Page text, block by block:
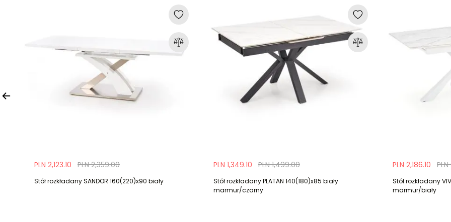
PLN 2,359.00
PLN 2,123.10
Stół rozkładany SANDOR 160(220)x90 biały
PLN 1,499.00
PLN 1,349.10
Stół rozkładany PLATAN 140(180)x85 biały
marmur/czarny
PLN 2,186.10
Stół rozkładany
marmur/biały